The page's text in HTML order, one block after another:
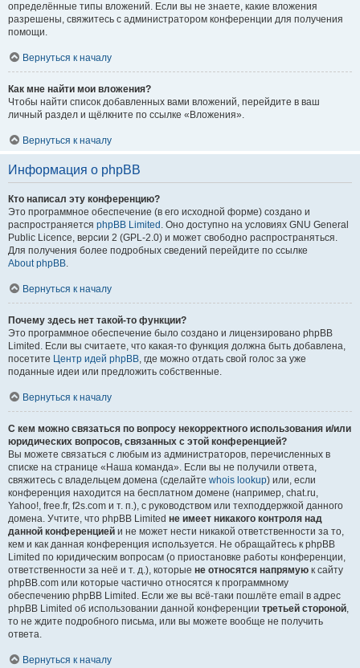
определённые типы вложений. Если вы не знаете, какие вложения
разрешены, свяжитесь с администратором конференции для получения
помощи.
Вернуться к началу
Как мне найти мои вложения?
Чтобы найти список добавленных вами вложений, перейдите в ваш
личный раздел и щёлкните по ссылке «Вложения».
Вернуться к началу
Информация о phpBB
Кто написал эту конференцию?
Это программное обеспечение (в его исходной форме) создано и
распространяется phpBB Limited . Оно доступно на условиях GNU General
Public Licence, версии 2 (GPL-2.0) и может свободно распространяться.
Для получения более подробных сведений перейдите по ссылке
About phpBB.
Вернуться к началу
Почему здесь нет такой-то функции?
Это программное обеспечение было создано и лицензировано phpBB
Limited. Если вы считаете, что какая-то функция должна быть добавлена,
посетите Центр идей phpBB, где можно отдать свой голос за уже
поданные идеи или предложить собственные.
Вернуться к началу
С кем можно связаться по вопросу некорректного использования и/или
юридических вопросов, связанных с этой конференцией?
Вы можете связаться с любым из администраторов, перечисленных в
списке на странице «Наша команда». Если вы не получили ответа,
свяжитесь с владельцем домена (сделайте whois lookup) или, если
конференция находится на бесплатном домене (например, chat.ru,
Yahoo!, free.fr, f2s.com и т. п.), с руководством или техподдержкой данного
домена. Учтите, что phpBB Limited не имеет никакого контроля над
данной конференцией и не может нести никакой ответственности за то,
кем и как данная конференция используется. Не обращайтесь к phpBB
Limited по юридическим вопросам (о приостановке работы конференции,
ответственности за неё и т. д.), которые не относятся напрямую к сайту
phpBB.com или которые частично относятся к программному
обеспечению phpBB Limited. Если же вы всё-таки пошлёте email в адрес
phpBB Limited об использовании данной конференции третьей стороной,
то не ждите подробного письма, или вы можете вообще не получить
ответа.
Вернуться к началу